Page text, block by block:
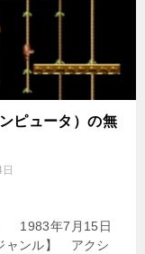
ピュータ）の無
1983年7月15日
ャンル】 アクシ